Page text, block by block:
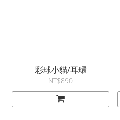
彩球小貓/耳環
NT$890